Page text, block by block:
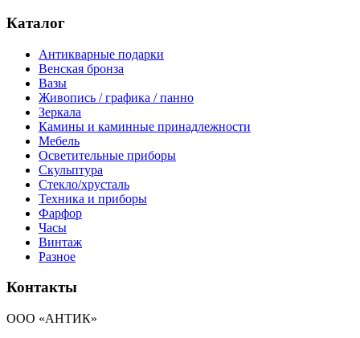
Каталог
Антикварные подарки
Венская бронза
Вазы
Живопись / графика / панно
Зеркала
Камины и каминные принадлежности
Мебель
Осветительные приборы
Скульптура
Стекло/хрусталь
Техника и приборы
Фарфор
Часы
Винтаж
Разное
Контакты
ООО «АНТИК»